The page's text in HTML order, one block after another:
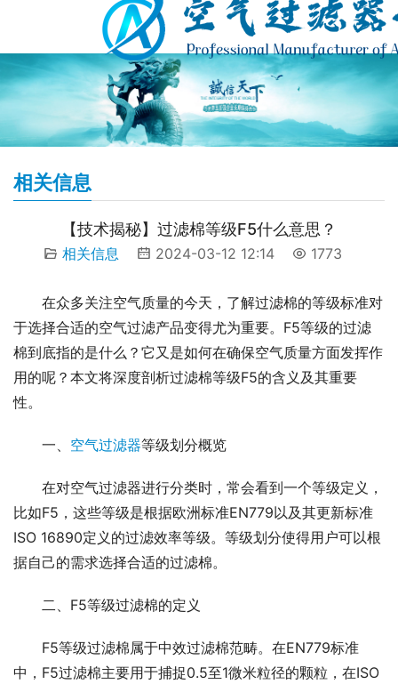
相关信息
【技术揭秘】过滤棉等级F5什么意思？
相关信息 2024-03-12 12:14 1773
在众多关注空气质量的今天，了解过滤棉的等级标准对
于选择合适的空气过滤产品变得尤为重要。F5等级的过滤
棉到底指的是什么？它又是如何在确保空气质量方面发挥作
用的呢？本文将深度剖析过滤棉等级F5的含义及其重要
性。
一、 空气过滤器等级划分概览
在对空气过滤器进行分类时，常会看到一个等级定义，
比如F5，这些等级是根据欧洲标准EN779以及其更新标准
ISO 16890定义的过滤效率等级。等级划分使得用户可以根
据自己的需求选择合适的过滤棉。
二、F5等级过滤棉的定义
F5等级过滤棉属于中效过滤棉范畴。在EN779标准
中，F5过滤棉主要用于捕捉0.5至1微米粒径的颗粒，在ISO